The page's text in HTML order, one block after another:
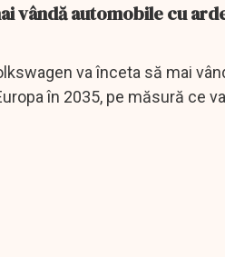
vândă automobile cu
va înceta să mai
în 2035, pe măsură ce